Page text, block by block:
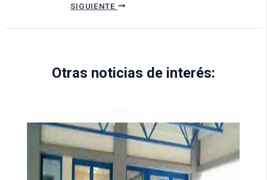
SIGUIENTE
Otras noticias de interés: